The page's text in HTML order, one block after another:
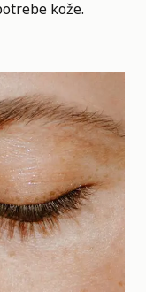
kože.